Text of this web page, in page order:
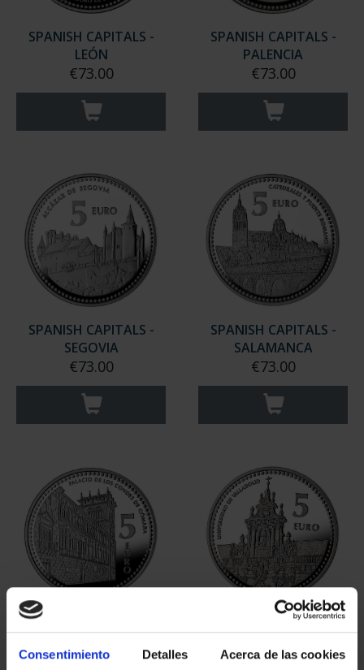
Consentimiento Detalles Acerca de las cookies
SPANISH CAPITALS -
LEÓN
€73.00
SPANISH CAPITALS -
PALENCIA
€73.00
SPANISH CAPITALS -
SEGOVIA
€73.00
SPANISH CAPITALS -
SALAMANCA
€73.00
SPANISH CAPITALS -
€73.00
SPANISH CAPITALS -
€73.00